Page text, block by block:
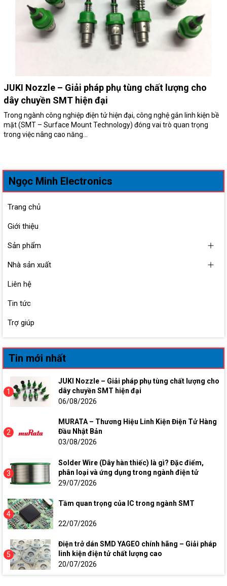
JUKI Nozzle – Giải pháp phụ tùng chất lượng cho
dây chuyền SMT hiện đại
Trong ngành công nghiệp điện tử hiện đại, công nghệ gắn linh kiện bề
mặt (SMT – Surface Mount Technology) đóng vai trò quan trọng
trong việc nâng cao năng...
Ngọc Minh Electronics
Trang chủ
Giới thiệu
Sản phẩm
Nhà sản xuất
Liên hệ
Tin tức
Trợ giúp
Tin mới nhất
1
JUKI Nozzle – Giải pháp phụ tùng chất lượng cho
dây chuyền SMT hiện đại
06/08/2026
2
MURATA – Thương Hiệu Linh Kiện Điện Tử Hàng
Đầu Nhật Bản
03/08/2026
3
Solder Wire (Dây hàn thiếc) là gì? Đặc điểm,
phân loại và ứng dụng trong ngành điện tử
29/07/2026
4
Tầm quan trọng của IC trong ngành SMT
22/07/2026
5
Điện trở dán SMD YAGEO chính hãng – Giải pháp
linh kiện điện tử chất lượng cao
20/07/2026